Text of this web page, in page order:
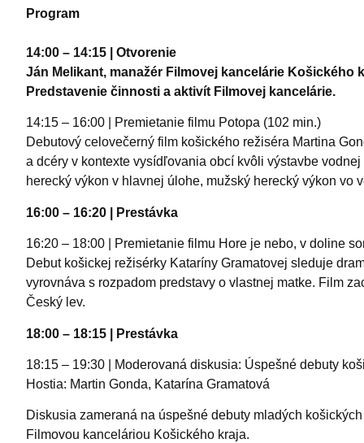
Program
14:00 – 14:15 | Otvorenie
Ján Melikant, manažér Filmovej kancelárie Košického
Predstavenie činnosti a aktivít Filmovej kancelárie.
14:15 – 16:00 | Premietanie filmu Potopa (102 min.)
Debutový celovečerný film košického režiséra Martina
a dcéry v kontexte vysídľovania obcí kvôli výstavbe
herecký výkon v hlavnej úlohe, mužský herecký výkon vo
16:00 – 16:20 | Prestávka
16:20 – 18:00 | Premietanie filmu Hore je nebo, v doline
Debut košickej režisérky Kataríny Gramatovej sleduje
vyrovnáva s rozpadom predstavy o vlastnej matke. Film
Český lev.
18:00 – 18:15 | Prestávka
18:15 – 19:30 | Moderovaná diskusia: Úspešné debuty
Hostia: Martin Gonda, Katarína Gramatová
Diskusia zameraná na úspešné debuty mladých
Filmovou kanceláriou Košického kraja.